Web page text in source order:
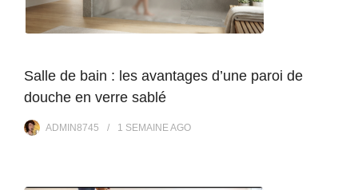
Salle de bain : les avantages d’une paroi de
douche en verre sablé
ADMIN8745 1 SEMAINE AGO